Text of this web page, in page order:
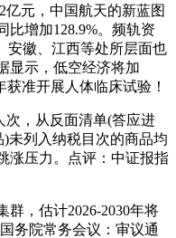
亿元，中国航天的新蓝图
比增加128.9%。频轨资
安徽、江西等处所层面也
显示，低空经济将加
获准开展人体临床试验！
，从反面清单(答应进
未列入纳税目次的商品均
涨压力。点评：中证报指
，估计2026-2030年将
务院常务会议：审议通